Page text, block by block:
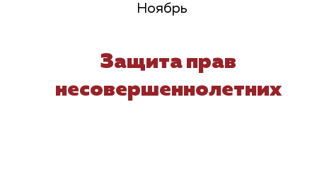
Защита прав
несовершеннолетних
Ноябрь